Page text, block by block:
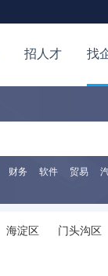
招人才 找
财务 软件 贸易
海淀区 门头沟区